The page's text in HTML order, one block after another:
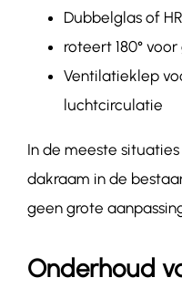
Dubbelglas of
roteert 180°
Ventilatieklep
luchtcirculatie
In de meeste
dakraam in de
geen grote
Onderhoud